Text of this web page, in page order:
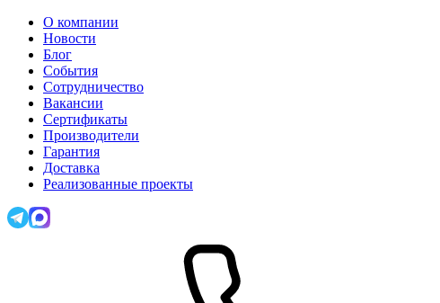
О компании
Новости
Блог
События
Сотрудничество
Вакансии
Сертификаты
Производители
Гарантия
Доставка
Реализованные проекты